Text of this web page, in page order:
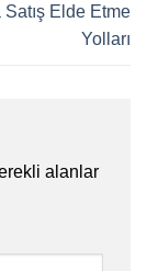
Elde Etme
Yolları
alanlar